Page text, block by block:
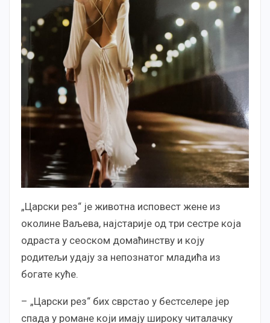
„Царски рез“ је животна исповест жене из
околине Ваљева, најстарије од три сестре која
одраста у сеоском домаћинству и коју
родитељи удају за непознатог младића из
богате куће.
– „Царски рез“ бих сврстао у бестселере јер
спада у романе који имају широку читалачку